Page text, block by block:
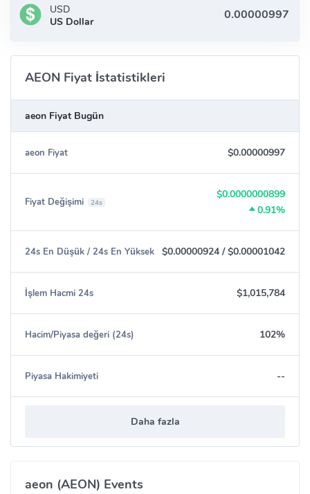
USD
US Dollar
AEON Fiyat İstatistikleri
aeon Fiyat Bugün
aeon Fiyat $0.00000997
Fiyat Değişimi 24s
$0.0000000899
0.91%
24s En Düşük / 24s En Yüksek $0.00000924 /$0.00001042
İşlem Hacmi 24s $1,015,784
Hacim/Piyasa değeri (24s) 102%
Piyasa Hakimiyeti --
Daha fazla
aeon (AEON) Events